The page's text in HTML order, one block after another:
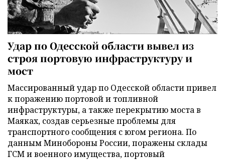
Удар по Одесской области вывел из
строя портовую инфраструктуру и
мост
Массированный удар по Одесской области привел
к поражению портовой и топливной
инфраструктуры, а также перекрытию моста в
Маяках, создав серьезные проблемы для
транспортного сообщения с югом региона. По
данным Минобороны России, поражены склады
ГСМ и военного имущества, портовый